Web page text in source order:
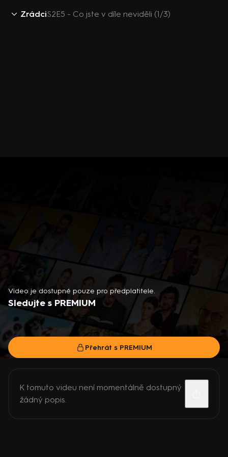
ZrádciS2E5 - Co jste v díle neviděli (1/3)
Video je dostupné pouze pro předplatitele.
Sledujte s PREMIUM
Přehrát s PREMIUM
K tomuto videu není momentálně dostupný
žádný popis.